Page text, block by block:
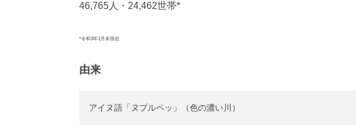
46,765人・24,462世帯*
*令和3年1月末現在
由来
アイヌ語「ヌプルペッ」（色の濃い川）